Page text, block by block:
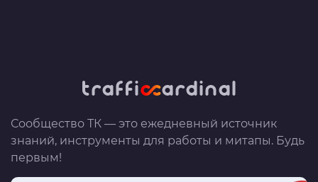
Сообщество ТК — это ежедневный источник
знаний, инструменты для работы и митапы. Будь
первым!